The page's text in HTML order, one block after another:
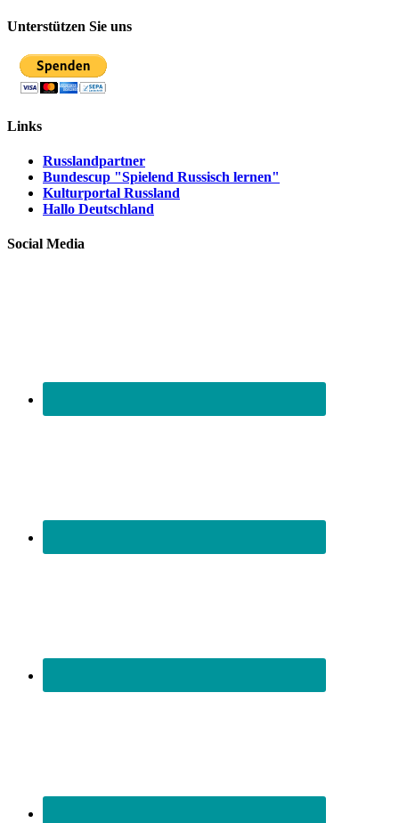
Unterstützen Sie uns
Links
Russlandpartner
Bundescup "Spielend Russisch lernen"
Kulturportal Russland
Hallo Deutschland
Social Media